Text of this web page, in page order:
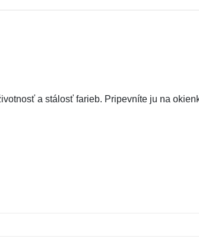
a stálosť farieb. Pripevníte ju na